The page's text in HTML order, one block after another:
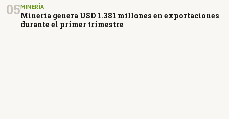
05 MINERÍA
Minería genera USD 1.381 millones en exportaciones
durante el primer trimestre